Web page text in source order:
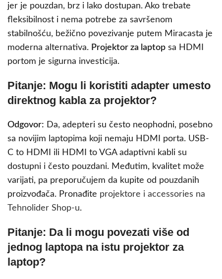
jer je pouzdan, brz i lako dostupan. Ako trebate
fleksibilnost i nema potrebe za savršenom
stabilnošću, bežično povezivanje putem Miracasta je
moderna alternativa. Projektor za laptop sa HDMI
portom je sigurna investicija.
Pitanje: Mogu li koristiti adapter umesto
direktnog kabla za projektor?
Odgovor: Da, adepteri su često neophodni, posebno
sa novijim laptopima koji nemaju HDMI porta. USB-
C to HDMI ili HDMI to VGA adaptivni kabli su
dostupni i često pouzdani. Međutim, kvalitet može
varijati, pa preporučujem da kupite od pouzdanih
proizvođača. Pronađite projektore i accessories na
Tehnolider Shop-u.
Pitanje: Da li mogu povezati više od
jednog laptopa na istu projektor za
laptop?